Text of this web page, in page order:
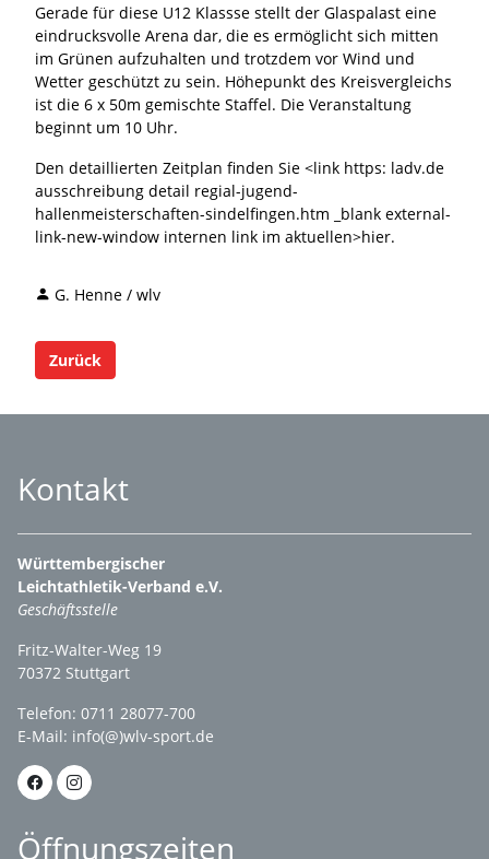
Gerade für diese U12 Klassse stellt der Glaspalast eine
eindrucksvolle Arena dar, die es ermöglicht sich mitten
im Grünen aufzuhalten und trotzdem vor Wind und
Wetter geschützt zu sein. Höhepunkt des Kreisvergleichs
ist die 6 x 50m gemischte Staffel. Die Veranstaltung
beginnt um 10 Uhr.
Den detaillierten Zeitplan finden Sie <link https: ladv.de
ausschreibung detail regial-jugend-
hallenmeisterschaften-sindelfingen.htm _blank external-
link-new-window internen link im aktuellen>hier.
G. Henne / wlv
Zurück
Kontakt
Württembergischer
Leichtathletik-Verband e.V.
Geschäftsstelle
Fritz-Walter-Weg 19
70372 Stuttgart
Telefon: 0711 28077-700
E-Mail: info(@)wlv-sport.de
Öffnungszeiten